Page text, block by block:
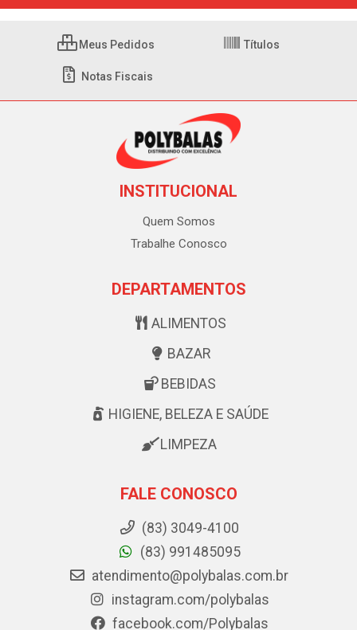
Meus Pedidos Títulos
Notas Fiscais
INSTITUCIONAL
Quem Somos
Trabalhe Conosco
DEPARTAMENTOS
ALIMENTOS
BAZAR
BEBIDAS
HIGIENE, BELEZA E SAÚDE
LIMPEZA
FALE CONOSCO
(83) 3049-4100
(83) 991485095
atendimento@polybalas.com.br
instagram.com/polybalas
facebook.com/Polybalas